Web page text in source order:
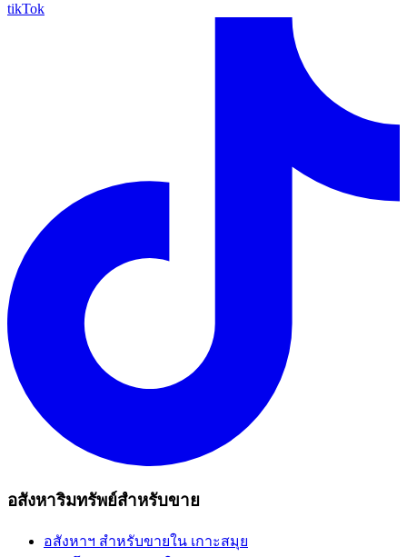
tikTok
อสังหาริมทรัพย์สำหรับขาย
อสังหาฯ สำหรับขายใน เกาะสมุย